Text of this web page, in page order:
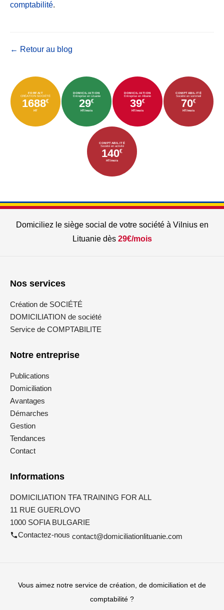
comptabilité.
← Retour au blog
FORFAIT
CRÉATION SOCIÉTÉ
1688€
HT
DOMICILIATION
Entreprise en Lituanie
29€
HT/mois
DOMICILIATION
Entreprise en Albanie
39€
HT/mois
COMPTABILITÉ
Société en sommeil
70€
HT/mois
COMPTABILITÉ
Société en activité
140€
HT/mois
Domiciliez le siège social de votre société à Vilnius en
Lituanie dès 29€/mois
Nos services
Création de SOCIÉTÉ
DOMICILIATION de société
Service de COMPTABILITE
Notre entreprise
Publications
Domiciliation
Avantages
Démarches
Gestion
Tendances
Contact
Informations
DOMICILIATION TFA TRAINING FOR ALL
11 RUE GUERLOVO
1000 SOFIA BULGARIE
Contactez-nous contact@domiciliationlituanie.com
Vous aimez notre service de création, de domiciliation et de
comptabilité ?